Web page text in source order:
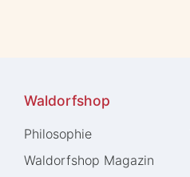
Waldorfshop
Philosophie
Waldorfshop Magazin